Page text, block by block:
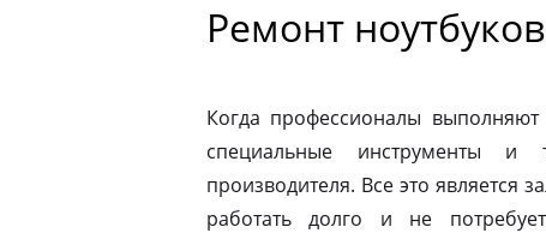
Ремонт
Когда профессионалы
специальные инструменты
производителя. Все это является
работать долго и не